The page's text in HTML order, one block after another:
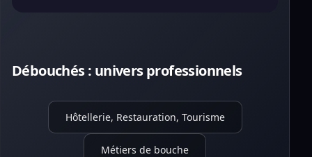
Débouchés : univers professionnels
Hôtellerie, Restauration, Tourisme
Métiers de bouche